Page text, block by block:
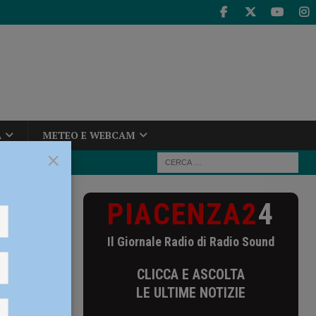
METEO E WEBCAM
40enne
PIACENZA24
Il Giornale Radio di Radio Sound
CLICCA E ASCOLTA
LE ULTIME NOTIZIE
×